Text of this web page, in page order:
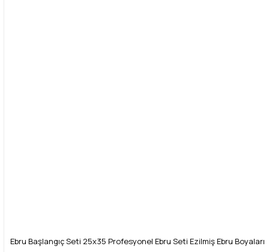
Ebru Başlangıç Seti 25x35 Profesyonel Ebru Seti Ezilmiş Ebru Boyaları